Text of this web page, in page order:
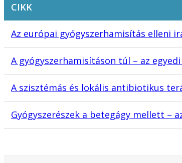
CIKK
Az európai gyógyszerhamisítás elleni
A gyógyszerhamisításon túl – az
A szisztémás és lokális antibiotikus
Gyógyszerészek a betegágy mellett –